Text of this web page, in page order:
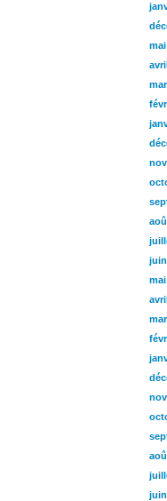
mai
juin
mai
juin